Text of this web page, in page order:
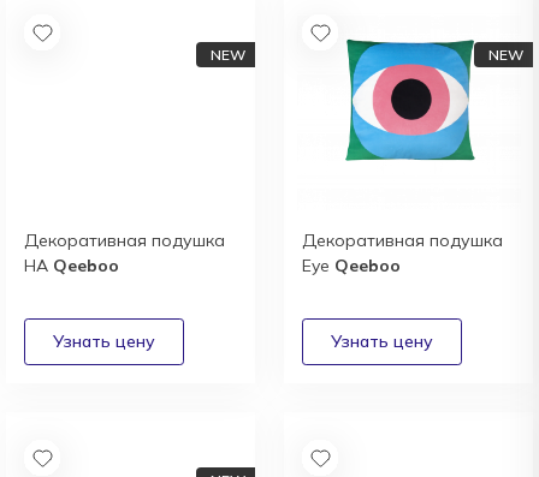
Декоративная подушка
HA Qeeboo
Декоративная подушка
Eye Qeeboo